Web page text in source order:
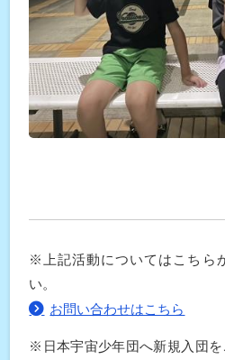
※上記活動についてはこちら
い。
お問い合わせはこちら
※日本宇宙少年団へ新規入団